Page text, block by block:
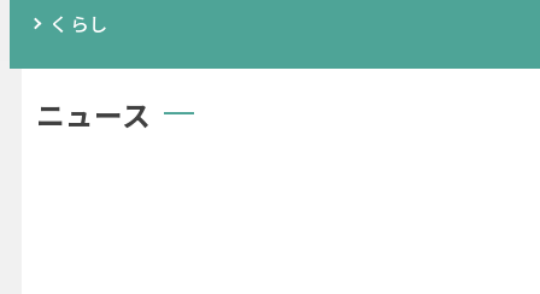
くらし
ニュース